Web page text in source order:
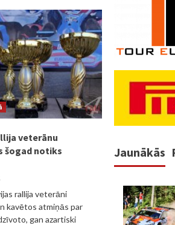
veterānu
šogad notiks
rallija veterāni
kavētos atmiņās par
gan azartiski
Jaunākās